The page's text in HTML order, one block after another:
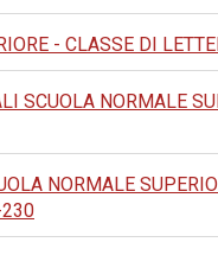
- CLASSE DI
SCUOLA NORMALE
NORMALE